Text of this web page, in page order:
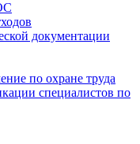
документации
по охране труда
специалистов по